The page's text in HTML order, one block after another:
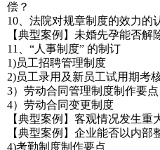
偿？
10、法院对规章制度的效力的
【典型案例】未婚先孕能否解
11、“人事制度” 的制订
1)员工招聘管理制度
2)员工录用及新员工试用期考
3）劳动合同管理制度制作要点
4）劳动合同变更制度
【典型案例】客观情况发生
【典型案例】企业能否以内部
4)考勤制度制作要点